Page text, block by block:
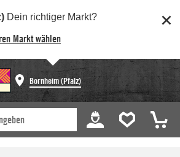
Dein richtiger Markt?
Markt wählen
Bornheim (Pfalz)